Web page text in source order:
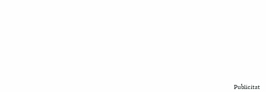
Publicitat